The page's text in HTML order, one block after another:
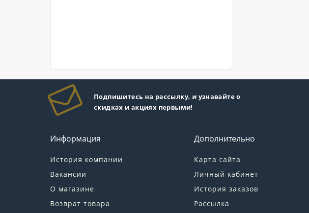
Подпишитесь на рассылку, и узнавайте о
скидках и акциях первыми!
Информация
История компании
Вакансии
О магазине
Возврат товара
Дополнительно
Карта сайта
Личный кабинет
История заказов
Рассылка